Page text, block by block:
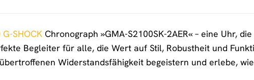
G-SHOCK Chronograph »GMA-S2100SK-2AER« – eine Uhr,
Begleiter für alle, die Wert auf Stil, Robustheit und
Widerstandsfähigkeit begeistern und erlebe,